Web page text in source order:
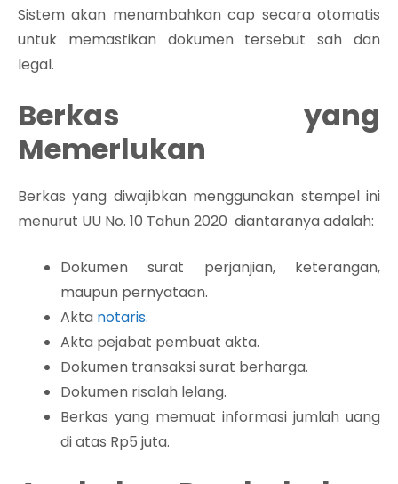
Sistem akan menambahkan cap secara otomatis
untuk memastikan dokumen tersebut sah dan
legal.
Berkas yang
Memerlukan
Berkas yang diwajibkan menggunakan stempel ini
menurut UU No. 10 Tahun 2020 diantaranya adalah:
Dokumen surat perjanjian, keterangan,
maupun pernyataan.
Akta notaris.
Akta pejabat pembuat akta.
Dokumen transaksi surat berharga.
Dokumen risalah lelang.
Berkas yang memuat informasi jumlah uang
di atas Rp5 juta.